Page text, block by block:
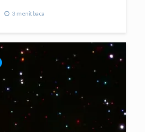
3 menit baca